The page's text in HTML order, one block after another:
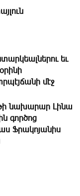
եւ
մէջ
նախարար Լինա
գործոց
Ֆ­րակոյանիս